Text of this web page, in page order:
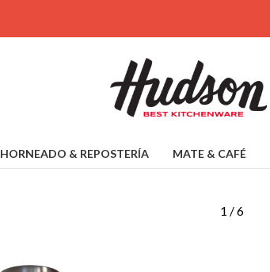
HORNEADO & REPOSTERÍA MATE & CAFÉ
1 /6